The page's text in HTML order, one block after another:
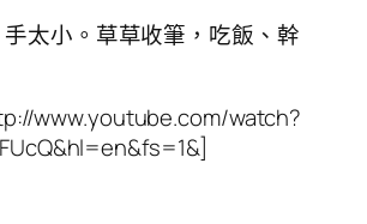
太小。草草收筆，吃飯、幹
www.youtube.com/watch?